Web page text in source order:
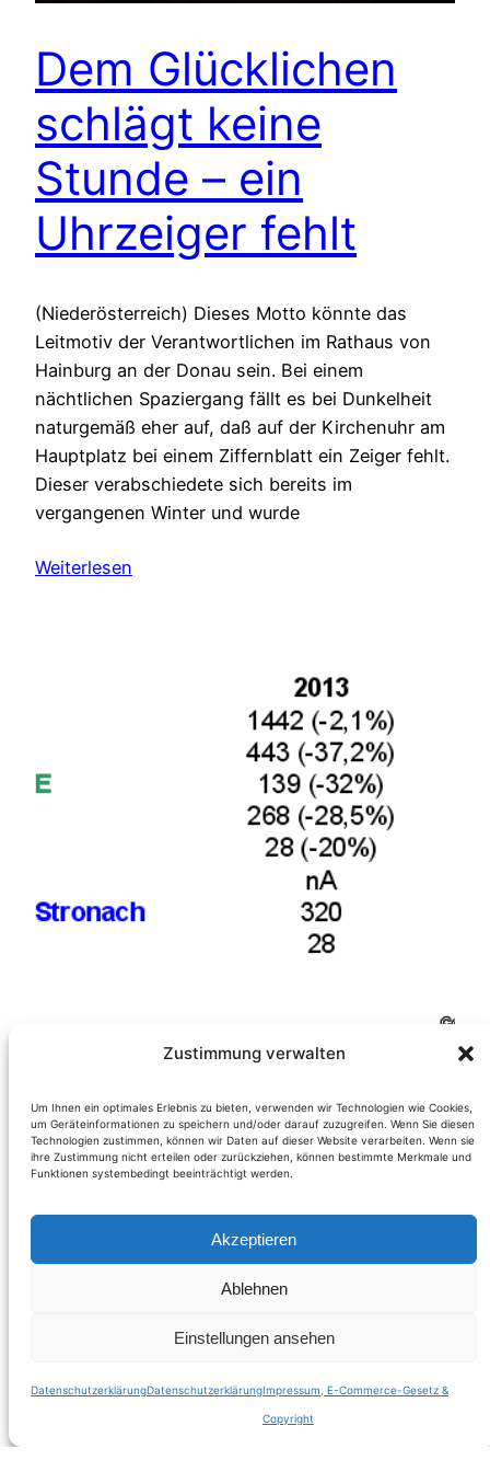
Zustimmung verwalten
Um Ihnen ein optimales Erlebnis zu bieten, verwenden wir Technologien wie Cookies,
um Geräteinformationen zu speichern und/oder darauf zuzugreifen. Wenn Sie diesen
Technologien zustimmen, können wir Daten auf dieser Website verarbeiten. Wenn sie
ihre Zustimmung nicht erteilen oder zurückziehen, können bestimmte Merkmale und
Funktionen systembedingt beeinträchtigt werden.
Akzeptieren
Ablehnen
Einstellungen ansehen
DatenschutzerklärungDatenschutzerklärungImpressum, E-Commerce-Gesetz &
Copyright
Dem Glücklichen
schlägt keine
Stunde – ein
Uhrzeiger fehlt
(Niederösterreich) Dieses Motto könnte das
Leitmotiv der Verantwortlichen im Rathaus von
Hainburg an der Donau sein. Bei einem
nächtlichen Spaziergang fällt es bei Dunkelheit
naturgemäß eher auf, daß auf der Kirchenuhr am
Hauptplatz bei einem Ziffernblatt ein Zeiger fehlt.
Dieser verabschiedete sich bereits im
vergangenen Winter und wurde
Weiterlesen
NÖ Landtagswahl
2013 – in Hainburg
gab es nur einen
Gewinner: